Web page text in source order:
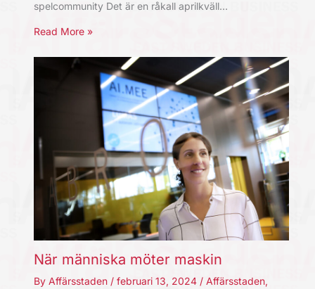
spelcommunity Det är en råkall aprilkväll…
Read More »
När människa möter maskin
By Affärsstaden / februari 13, 2024 / Affärsstaden,